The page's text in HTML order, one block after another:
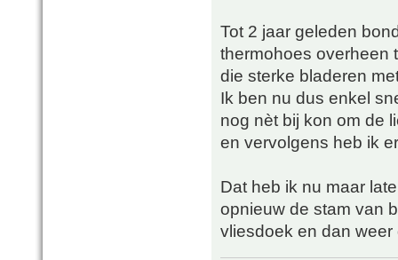
Tot 2 jaar geleden
thermohoes overheen
die sterke bladeren
Ik ben nu dus enkel
nog nèt bij kon om de
en vervolgens heb ik
Dat heb ik nu maar
opnieuw de stam van
vliesdoek en dan